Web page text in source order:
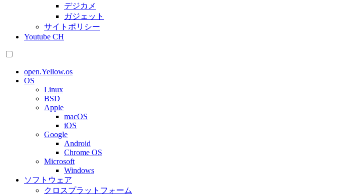
デジカメ
ガジェット
サイトポリシー
Youtube CH
open.Yellow.os
OS
Linux
BSD
Apple
macOS
iOS
Google
Android
Chrome OS
Microsoft
Windows
ソフトウェア
クロスプラットフォーム